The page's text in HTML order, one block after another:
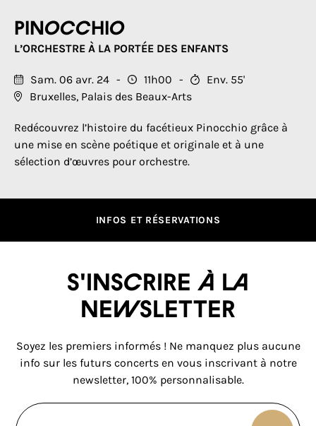
Pinocchio
L’ORCHESTRE À LA PORTÉE DES ENFANTS
Sam. 06 avr. 24 11h00
Env. 55'
Bruxelles, Palais des Beaux-Arts
Redécouvrez l’histoire du facétieux Pinocchio grâce à
une mise en scène poétique et originale et à une
sélection d’œuvres pour orchestre.
INFOS ET RÉSERVATIONS
S'inscrire à la
newsletter
Soyez les premiers informés ! Ne manquez plus aucune
info sur les futurs concerts en vous inscrivant à notre
newsletter, 100% personnalisable.